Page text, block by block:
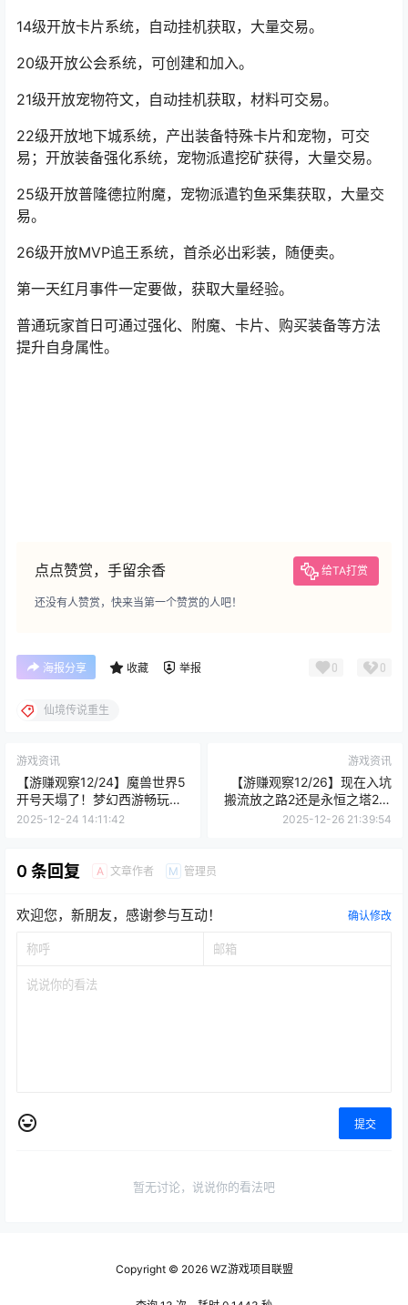
14级开放卡片系统，自动挂机获取，大量交易。
20级开放公会系统，可创建和加入。
21级开放宠物符文，自动挂机获取，材料可交易。
22级开放地下城系统，产出装备特殊卡片和宠物，可交
易；开放装备强化系统，宠物派遣挖矿获得，大量交易。
25级开放普隆德拉附魔，宠物派遣钓鱼采集获取，大量交
易。
26级开放MVP追王系统，首杀必出彩装，随便卖。
第一天红月事件一定要做，获取大量经验。
普通玩家首日可通过强化、附魔、卡片、购买装备等方法
提升自身属性。
点点赞赏，手留余香 给TA打赏
海报分享 0
仙境传说重生
【游赚观察12/24】魔兽世界5
官方自己吃独食！永恒之塔2新
2025-12-24 14:11:42
魔兽时光与熊猫人现状!一款新
2025-12-26 21:39:54